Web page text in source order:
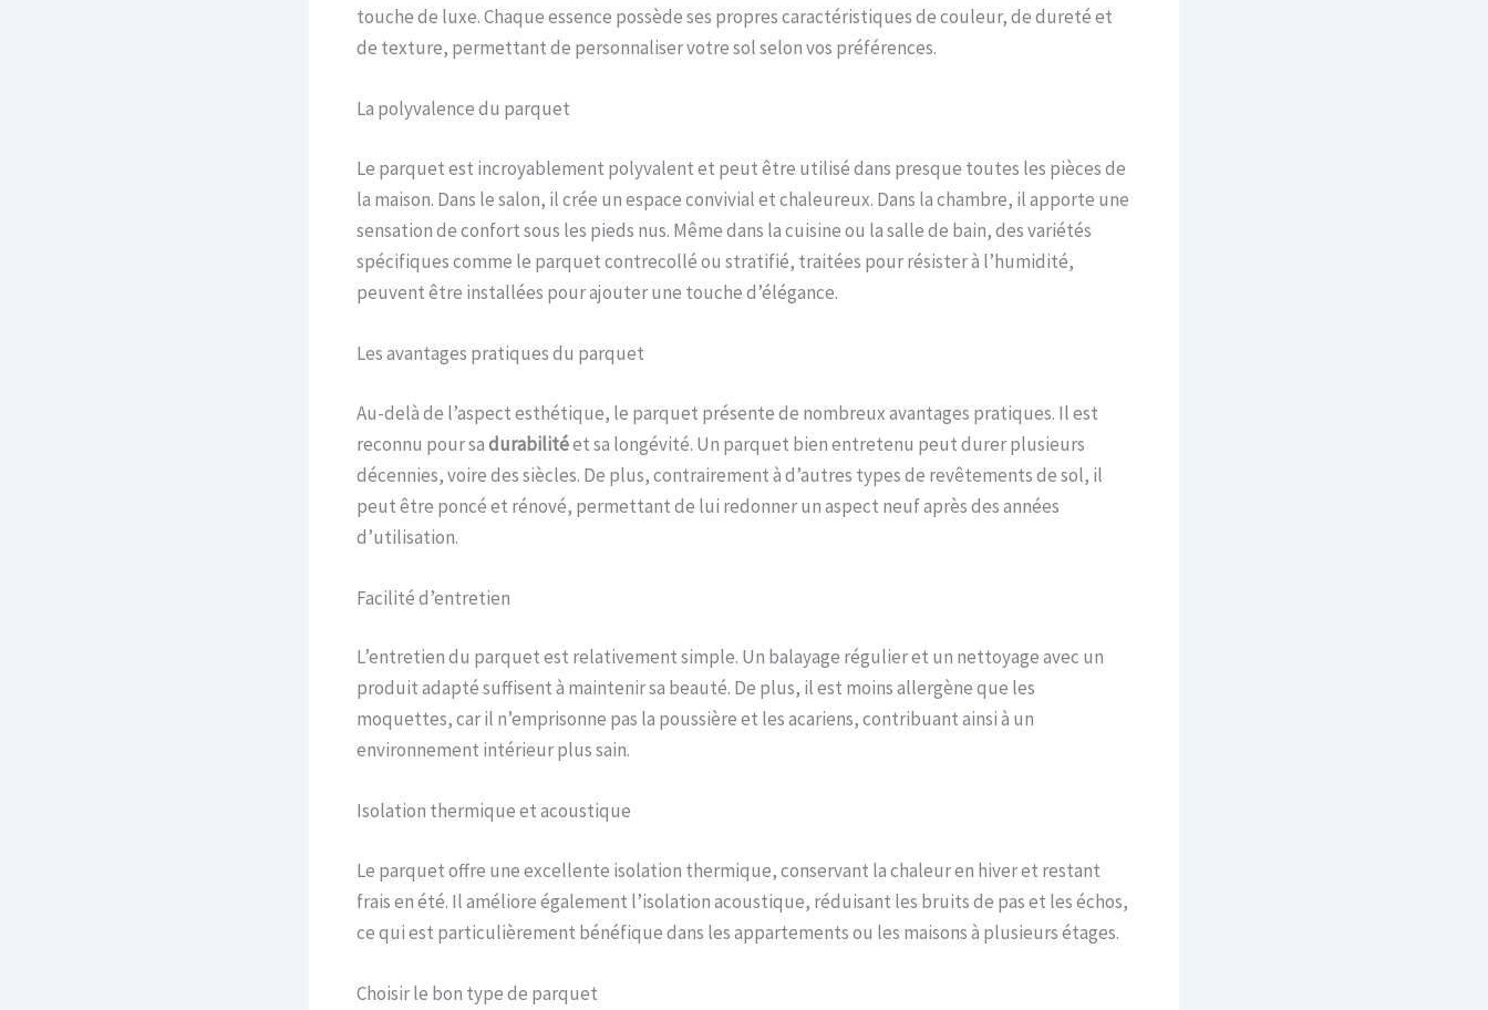
touche de luxe. Chaque essence possède ses propres caractéristiques de couleur, de dureté et
de texture, permettant de personnaliser votre sol selon vos préférences.
La polyvalence du parquet
Le parquet est incroyablement polyvalent et peut être utilisé dans presque toutes les pièces de
la maison. Dans le salon, il crée un espace convivial et chaleureux. Dans la chambre, il apporte une
sensation de confort sous les pieds nus. Même dans la cuisine ou la salle de bain, des variétés
spécifiques comme le parquet contrecollé ou stratifié, traitées pour résister à l’humidité,
peuvent être installées pour ajouter une touche d’élégance.
Les avantages pratiques du parquet
Au-delà de l’aspect esthétique, le parquet présente de nombreux avantages pratiques. Il est
reconnu pour sadurabilitéet sa longévité. Un parquet bien entretenu peut durer plusieurs
décennies, voire des siècles. De plus, contrairement à d’autres types de revêtements de sol, il
peut être poncé et rénové, permettant de lui redonner un aspect neuf après des années
d’utilisation.
Facilité d’entretien
L’entretien du parquet est relativement simple. Un balayage régulier et un nettoyage avec un
produit adapté suffisent à maintenir sa beauté. De plus, il est moins allergène que les
moquettes, car il n’emprisonne pas la poussière et les acariens, contribuant ainsi à un
environnement intérieur plus sain.
Isolation thermique et acoustique
Le parquet offre une excellente isolation thermique, conservant la chaleur en hiver et restant
frais en été. Il améliore également l’isolation acoustique, réduisant les bruits de pas et les échos,
ce qui est particulièrement bénéfique dans les appartements ou les maisons à plusieurs étages.
Choisir le bon type de parquet